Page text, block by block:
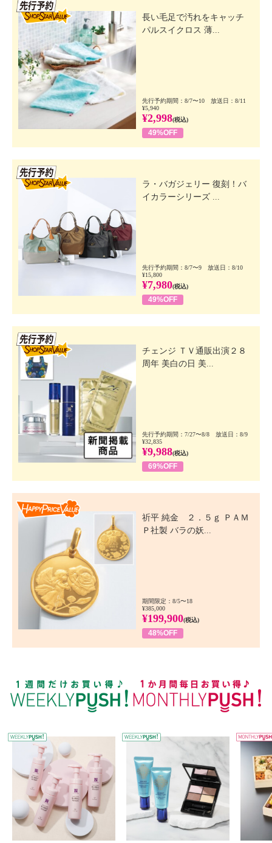
長い毛足で汚れをキャッチ
パルスイクロス 薄...
先行予約期間：8/7〜10 放送日：8/11
¥5,940
¥2,998(税込)
49%OFF
ラ・バガジェリー 復刻！バ
イカラーシリーズ ...
先行予約期間：8/7〜9 放送日：8/10
¥15,800
¥7,980(税込)
49%OFF
チェンジ ＴＶ通販出演２８
周年 美白の日 美...
先行予約期間：7/27〜8/8 放送日：8/9
¥32,835
¥9,988(税込)
69%OFF
祈平 純金 ２．５ｇ ＰＡＭ
Ｐ社製 バラの妖...
期間限定：8/5〜18
¥385,000
¥199,900(税込)
48%OFF
WEEKLY PUSH